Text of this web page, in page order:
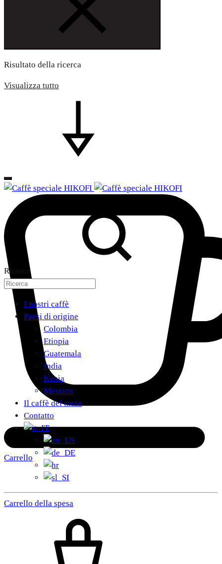
Risultato della ricerca
Visualizza tutto
Carrello
Ricerca
I nostri caffè
Paesi di origine
Colombia
Etiopia
Guatemala
India
Kenia
Messico
Il caffè del mese
Contatto
Carrello della spesa